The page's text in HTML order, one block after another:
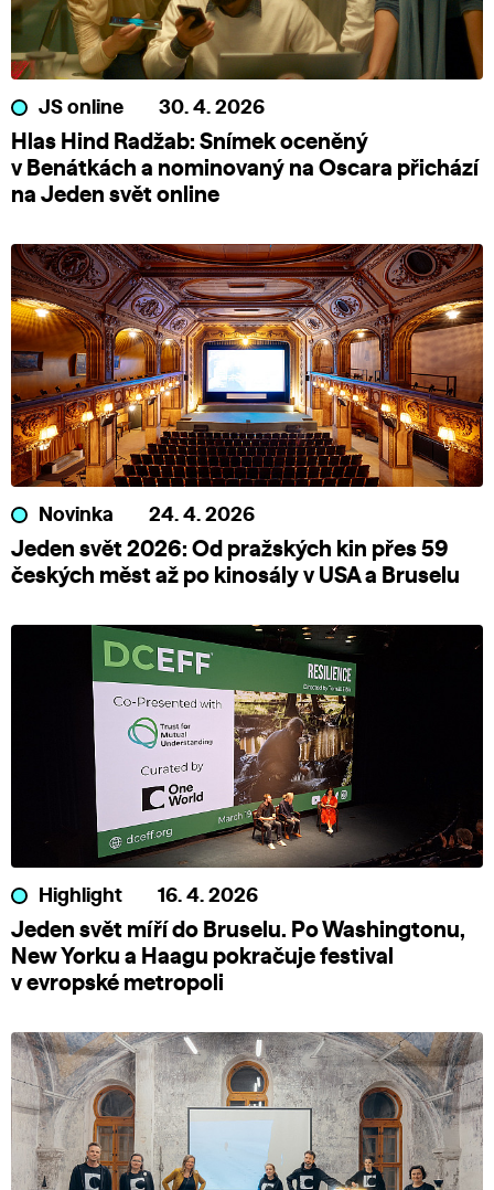
JS online 30. 4. 2026
Hlas Hind Radžab: Snímek oceněný
v Benátkách a nominovaný na Oscara přichází
na Jeden svět online
Novinka 24. 4. 2026
Jeden svět 2026: Od pražských kin přes 59
českých měst až po kinosály v USA a Bruselu
Highlight 16. 4. 2026
Jeden svět míří do Bruselu. Po Washingtonu,
New Yorku a Haagu pokračuje festival
v evropské metropoli